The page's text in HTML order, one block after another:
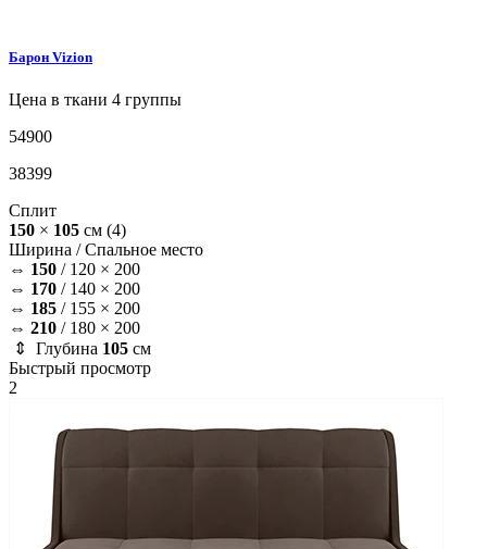
Барон Vizion
Цена в ткани 4 группы
54900
38399
Сплит
150 × 105 см (4)
Ширина /Спальное место
⇔ 150 / 120 × 200
⇔ 170 / 140 × 200
⇔ 185 / 155 × 200
⇔ 210 / 180 × 200
⇕ Глубина 105 см
Быстрый просмотр
2